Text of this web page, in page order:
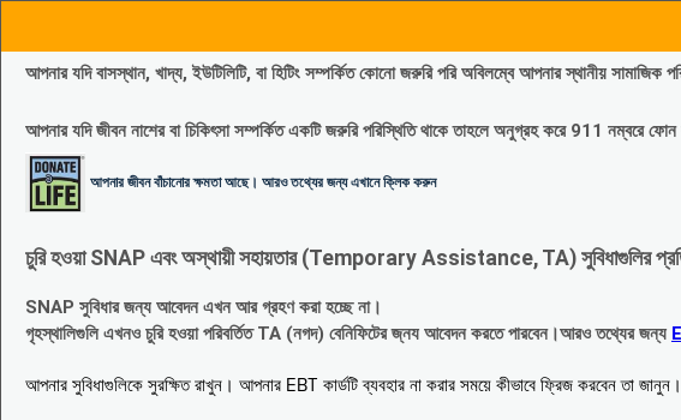
আপনার যদি বাসস্থান, খাদ্য, ইউটিলিটি, বা হিটিং সম্পর্কিত কোনো জরুরি পরি অবিলম্বে আপনার স্থানীয়
আপনার যদি জীবন নাশের বা চিকিৎসা সম্পর্কিত একটি জরুরি পরিস্থিতি থাকে তাহলে অনুগ্রহ করে 911 নম্বরে
আপনার জীবন বাঁচানোর ক্ষমতা আছে। আরও তথ্যের জন্য এখানে ক্লিক করুন
চুরি হওয়া SNAP এবং অস্থায়ী সহায়তার (Temporary Assistance, TA) সুবিধাগুলির
SNAP সুবিধার জন্য আবেদন এখন আর গ্রহণ করা হচ্ছে না।
গৃহস্থালিগুলি এখনও চুরি হওয়া পরিবর্তিত TA (নগদ) বেনিফিটের জ্নয আবেদন করতে পারবেন।আরও তথ্যের জন্য
আপনার সুবিধাগুলিকে সুরক্ষিত রাখুন। আপনার EBT কার্ডটি ব্যবহার না করার সময়ে কীভাবে ফ্রিজ করবেন তা জানুন।